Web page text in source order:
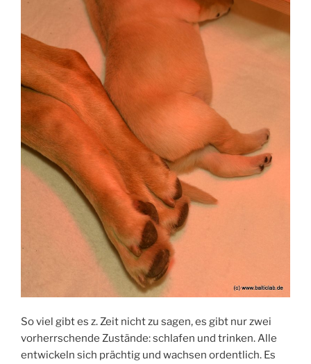
So viel gibt es z. Zeit nicht zu sagen, es gibt nur zwei
vorherrschende Zustände: schlafen und trinken. Alle
entwickeln sich prächtig und wachsen ordentlich. Es